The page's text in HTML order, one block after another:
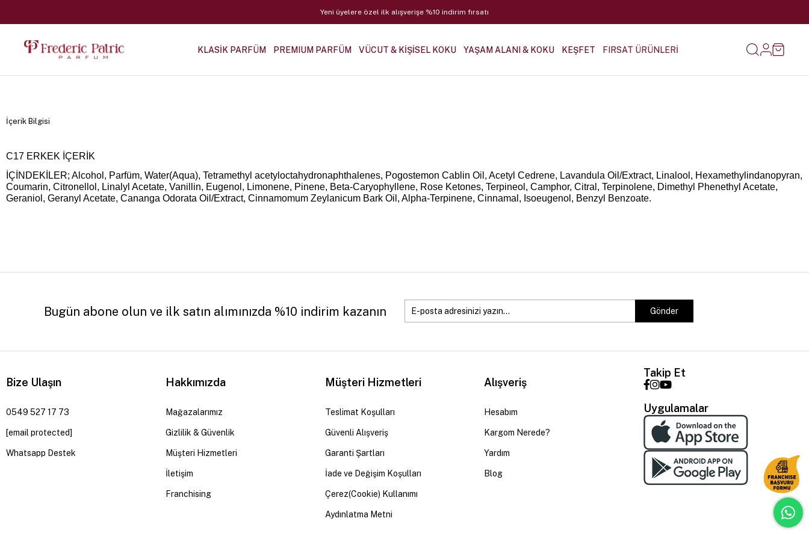
Yeni üyelere özel ilk alışverişe %10 indirim fırsatı
KLASİK PARFÜM PREMIUM PARFÜM VÜCUT & KİŞİSEL KOKU YAŞAM ALANI & KOKU KEŞFET FIRSAT ÜRÜNLERİ
İçerik Bilgisi
C17 ERKEK İÇERİK
İÇİNDEKİLER; Alcohol, Parfüm, Water(Aqua), Tetramethyl acetyloctahydronaphthalenes, Pogostemon Cablin Oil, Acetyl Cedrene, Lavandula Oil/Extract, Linalool, Hexamethylindanopyran,
Coumarin, Citronellol, Linalyl Acetate, Vanillin, Eugenol, Limonene, Pinene, Beta-Caryophyllene, Rose Ketones, Terpineol, Camphor, Citral, Terpinolene, Dimethyl Phenethyl Acetate,
Geraniol, Geranyl Acetate, Cananga Odorata Oil/Extract, Cinnamomum Zeylanicum Bark Oil, Alpha-Terpinene, Cinnamal, Isoeugenol, Benzyl Benzoate.
Bugün abone olun ve ilk satın alımınızda %10 indirim kazanın Gönder
Bize Ulaşın
0549 527 17 73
[email protected]
Whatsapp Destek
Hakkımızda
Mağazalarımız
Gizlilik & Güvenlik
Müşteri Hizmetleri
İletişim
Franchising
Müşteri Hizmetleri
Teslimat Koşulları
Güvenli Alışveriş
Garanti Şartları
İade ve Değişim Koşulları
Çerez(Cookie) Kullanımı
Aydınlatma Metni
Alışveriş
Hesabım
Kargom Nerede?
Yardım
Blog
Takip Et
Uygulamalar